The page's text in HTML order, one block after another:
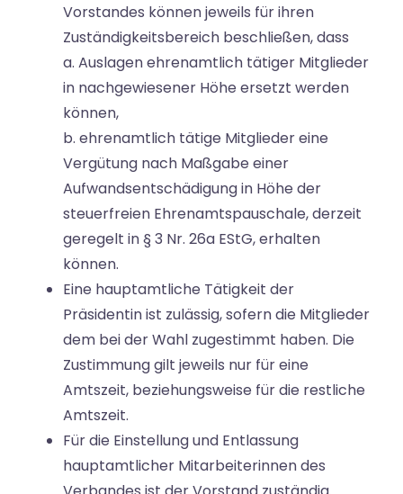
Vorstandes können jeweils für ihren
Zuständigkeitsbereich beschließen, dass
a. Auslagen ehrenamtlich tätiger Mitglieder
in nachgewiesener Höhe ersetzt werden
können,
b. ehrenamtlich tätige Mitglieder eine
Vergütung nach Maßgabe einer
Aufwandsentschädigung in Höhe der
steuerfreien Ehrenamtspauschale, derzeit
geregelt in § 3 Nr. 26a EStG, erhalten
können.
Eine hauptamtliche Tätigkeit der
Präsidentin ist zulässig, sofern die Mitglieder
dem bei der Wahl zugestimmt haben. Die
Zustimmung gilt jeweils nur für eine
Amtszeit, beziehungsweise für die restliche
Amtszeit.
Für die Einstellung und Entlassung
hauptamtlicher Mitarbeiterinnen des